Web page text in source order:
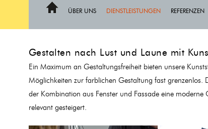
Home ÜBER UNS DIENSTLEISTUNGEN REFERENZEN
Gestalten nach Lust und Laune mit
Ein Maximum an Gestaltungsfreiheit bieten unsere
Möglichkeiten zur farblichen Gestaltung fast grenzenlos.
der Kombination aus Fenster und Fassade eine
relevant gesteigert.